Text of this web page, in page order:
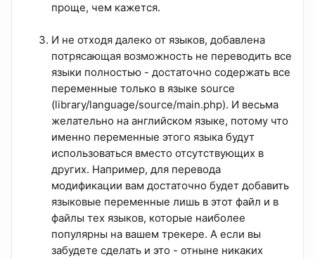
проще, чем кажется.
И не отходя далеко от языков, добавлена
потрясающая возможность не переводить все
языки полностью - достаточно содержать все
переменные только в языке source
(library/language/source/main.php). И весьма
желательно на английском языке, потому что
именно переменные этого языка будут
использоваться вместо отсутствующих в
других. Например, для перевода
модификации вам достаточно будет добавить
языковые переменные лишь в этот файл и в
файлы тех языков, которые наиболее
популярны на вашем трекере. А если вы
забудете сделать и это - отныне никаких